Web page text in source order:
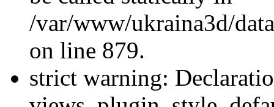
/var/www/ukraina3d/
on line 879.
strict warning: